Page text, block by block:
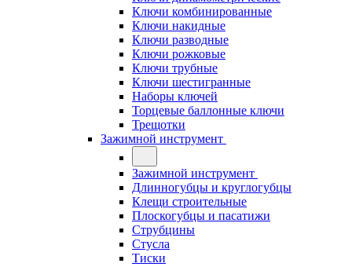
Ключи комбинированные
Ключи накидные
Ключи разводные
Ключи рожковые
Ключи трубные
Ключи шестигранные
Наборы ключей
Торцевые баллонные ключи
Трещотки
Зажимной инструмент
Зажимной инструмент
Длинногубцы и круглогубцы
Клещи строительные
Плоскогубцы и пасатижи
Струбцины
Стусла
Тиски